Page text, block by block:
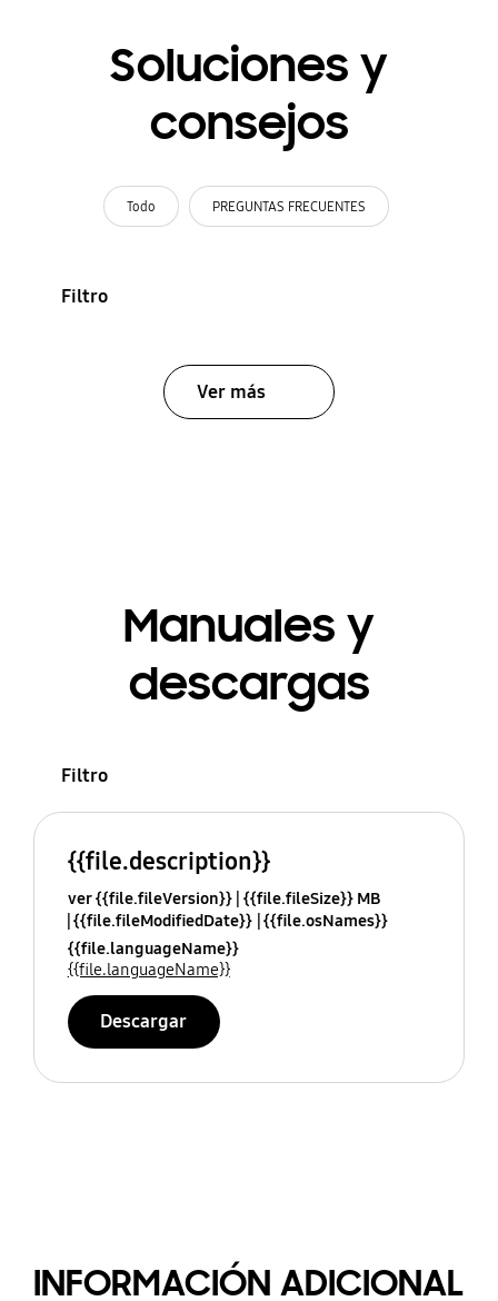
Soluciones y
consejos
Todo PREGUNTAS FRECUENTES
Filtro
Ver más
Manuales y
descargas
Filtro
{{file.description}}
ver {{file.fileVersion}} {{file.fileSize}} MB
{{file.fileModifiedDate}} {{file.osNames}}
{{file.languageName}}
{{file.languageName}}
Descargar
INFORMACIÓN ADICIONAL